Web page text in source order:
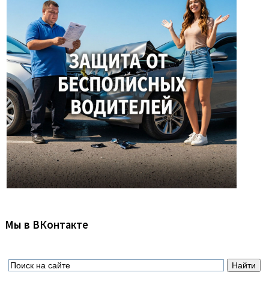
Мы в ВКонтакте